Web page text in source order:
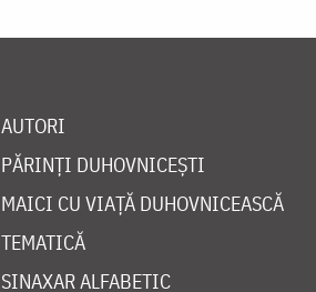
AUTORI
PĂRINȚI DUHOVNICEȘTI
MAICI CU VIAȚĂ DUHOVNICEASCĂ
TEMATICĂ
SINAXAR ALFABETIC